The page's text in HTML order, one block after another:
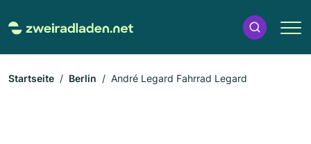
Startseite Berlin André Legard Fahrrad Legard